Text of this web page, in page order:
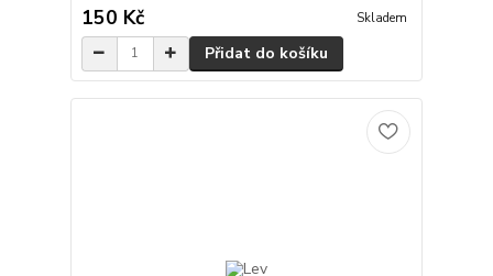
150 Kč Skladem
Přidat do košíku